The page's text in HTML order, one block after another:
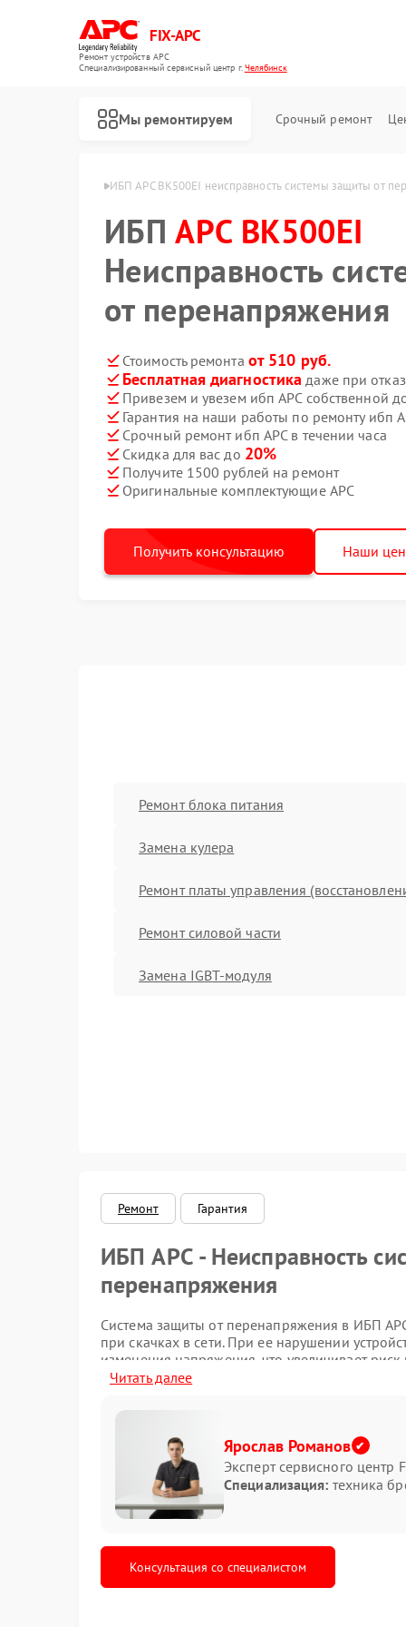
FIX-APC
Ремонт устройств APC
Специализированный cервисный центр г.Челябинск
Мы ремонтируем Срочный ремонт
ИБП APC BK500EI неисправность системы защиты от
ИБПAPC BK500EI
Неисправность
от перенапряжения
Стоимость ремонта от 510 руб.
Бесплатная диагностика даже при
Привезем и увезем ибп APC собственной
Гарантия на наши работы по ремонту ибп
Срочный ремонт ибп APC в течении часа
Скидка для вас до 20%
Получите 1500 рублей на ремонт
Оригинальные комплектующие APC
Получить консультацию Наши
Ремонт блока питания
Замена кулера
Ремонт платы управления
Ремонт силовой части
Замена IGBT-модуля
Ремонт Гарантия
ИБП APC - Неисправность
перенапряжения
Система защиты от перенапряжения в ИБП
при скачках в сети. При ее нарушении
изменения напряжения, что увеличивает
Определить проблему можно по следующим
ИБП отключается при скачках напряжения;
индикаторы работают нестабильно;
устройство не реагирует на перегрузку;
возникают ошибки на дисплее.
В такой ситуации ремонт APC необходим для
Причины и полезные советы
Читать далее
Ярослав Романов
Эксперт сервисного центр
Специализация: техника
Консультация со специалистом